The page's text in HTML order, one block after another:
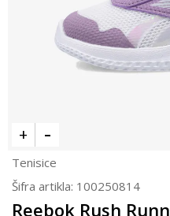
Tenisice
Šifra artikla: 100250814
Reebok Rush